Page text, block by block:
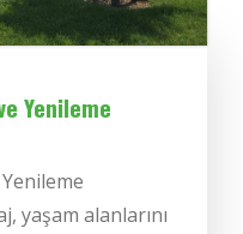
Yenileme
Yenileme
yaşam alanlarını